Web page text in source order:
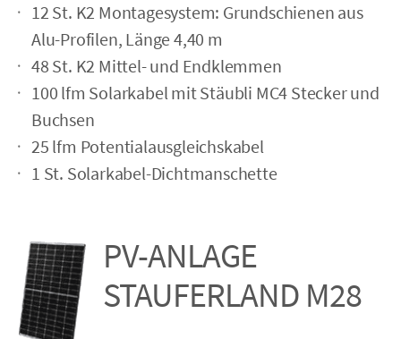
12 St. K2 Montagesystem: Grundschienen aus
Alu-Profilen, Länge 4,40 m
48 St. K2 Mittel- und Endklemmen
100 lfm Solarkabel mit Stäubli MC4 Stecker und
Buchsen
25 lfm Potentialausgleichskabel
1 St. Solarkabel-Dichtmanschette
PV-ANLAGE
STAUFER­LAND M28